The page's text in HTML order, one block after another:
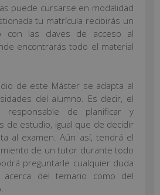
puede cursarse en modalidad
tu matrícula recibirás un
con las claves de acceso al
encontrarás todo el material
de este Máster se adapta al
del alumno. Es decir, el
responsable de planificar y
de estudio, igual que de decidir
al examen. Aún así, tendrá el
de un tutor durante todo
preguntarle cualquier duda
del temario como del